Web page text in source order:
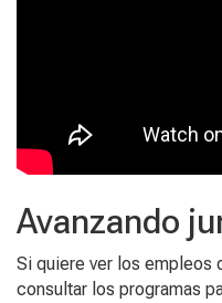
Avanzando
Si quiere ver los empleos
consultar los programas